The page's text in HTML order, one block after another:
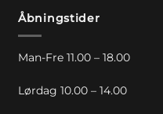
Åbningstider
Man-Fre 11.00 – 18.00
Lørdag 10.00 – 14.00